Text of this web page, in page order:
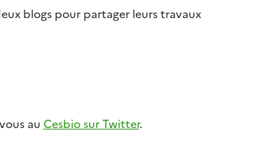
blogs pour partager leurs travaux
au Cesbio sur Twitter.